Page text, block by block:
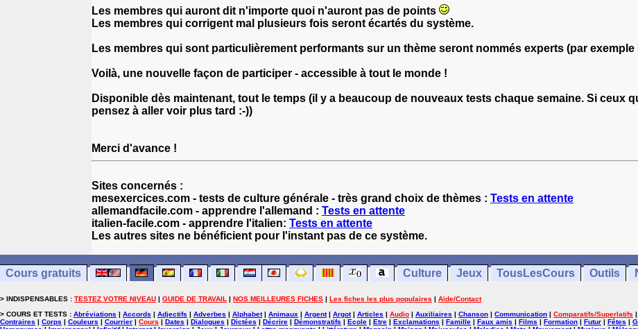
Les membres qui auront dit n'importe quoi n'auront pas de points
Les membres qui corrigent mal plusieurs fois seront écartés du système.
Les membres qui sont particulièrement performants sur un thème seront nommés experts (par
Voilà, une nouvelle façon de participer - accessible à tout le monde !
Disponible dès maintenant, tout le temps (il y a beaucoup de nouveaux tests chaque semaine. Si ceux
pensez à aller voir plus tard :-))
Merci d'avance !
Sites concernés :
mesexercices.com - tests de culture générale - très grand choix de thèmes : Tests en attente
allemandfacile.com - apprendre l'allemand : Tests en attente
italien-facile.com - apprendre l'italien: Tests en attente
Les autres sites ne bénéficient pour l'instant pas de ce système.
Cours gratuits Culture Jeux TousLesCours Outils
> INDISPENSABLES : TESTEZ VOTRE NIVEAU | GUIDE DE TRAVAIL | NOS MEILLEURES FICHES | Les fiches les plus populaires | Aide/Contact
> COURS ET TESTS : Abréviations | Accords | Adjectifs | Adverbes | Alphabet| Animaux | Argent| Argot| Articles | Audio | Auxiliaires | Chanson | Communication | Comparatifs/Superlatifs |
Contraires | Corps | Couleurs | Courrier | Cours | Dates | Dialogues | Dictées | Décrire | Démonstratifs | Ecole | Etre | Exclamations | Famille | Faux amis | Films | Formation | Futur | Fêtes |